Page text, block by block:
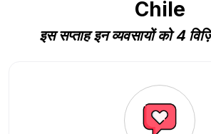
Chile
इस सप्ताह इन व्यवसायों को 4